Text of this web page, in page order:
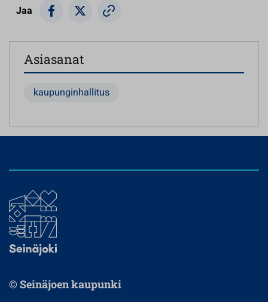
Jaa
Asiasanat
kaupunginhallitus
© Seinäjoen kaupunki